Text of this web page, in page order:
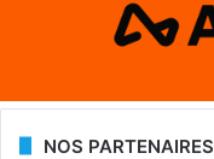
NOS PARTENAIRES